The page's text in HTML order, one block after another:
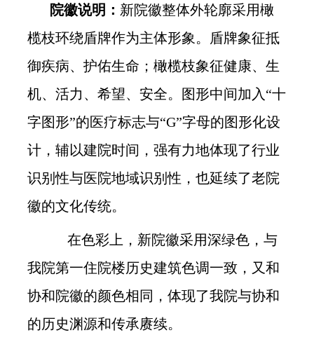
院徽说明： 新院徽整体外轮廓采用橄
榄枝环绕盾牌作为主体形象。盾牌象征抵
御疾病、护佑生命；橄榄枝象征健康、生
机、活力、希望、安全。图形中间加入“十
字图形”的医疗标志与“G”字母的图形化设
计，辅以建院时间，强有力地体现了行业
识别性与医院地域识别性，也延续了老院
徽的文化传统。
在色彩上，新院徽采用深绿色，与
我院第一住院楼历史建筑色调一致，又和
协和院徽的颜色相同，体现了我院与协和
的历史渊源和传承赓续。